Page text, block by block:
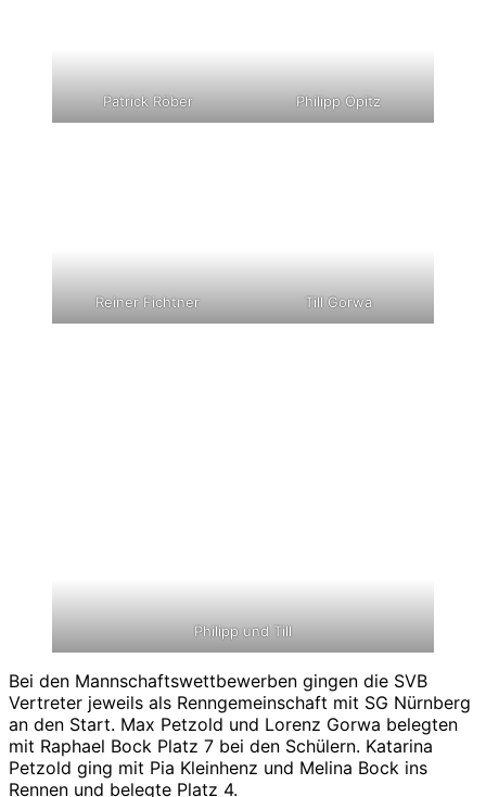
Patrick Röber Philipp Opitz
Reiner Fichtner Till Gorwa
Philipp und Till
Bei den Mannschaftswettbewerben gingen die SVB
Vertreter jeweils als Renngemeinschaft mit SG Nürnberg
an den Start. Max Petzold und Lorenz Gorwa belegten
mit Raphael Bock Platz 7 bei den Schülern. Katarina
Petzold ging mit Pia Kleinhenz und Melina Bock ins
Rennen und belegte Platz 4.